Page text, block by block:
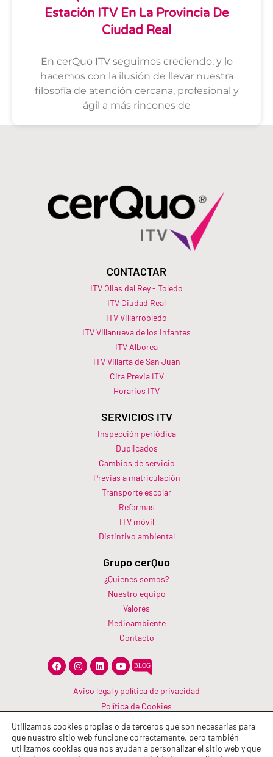
Estación ITV En La Provincia De
Ciudad Real
En cerQuo ITV seguimos creciendo, y lo
hacemos con la ilusión de llevar nuestra
filosofía de atención cercana, profesional y
ágil a más rincones de
CONTACTAR
ITV Olias del Rey - Toledo
ITV Ciudad Real
ITV Villarrobledo
ITV Villanueva de los Infantes
ITV Alborea
ITV Villarta de San Juan
Cita Previa ITV
Horarios ITV​
SERVICIOS ITV
Inspección periódica
Duplicados
Cambios de servicio
Previas a matriculación
Transporte escolar
Reformas
ITV móvil
Distintivo ambiental
Grupo cerQuo
¿Quienes somos?
Nuestro equipo
Valores
Medioambiente
Contacto
F
a
c
o
k
I
n
s
t
a
r
a
m
L
i
n
k
e
d
i
n
Y
o
u
t
u
b
e
Aviso legal y política de privacidad
Política de Cookies
Canal Información
Política de calidad
Utilizamos cookies propias o de terceros que son necesarias para
que nuestro sitio web funcione correctamente, pero también
utilizamos cookies que nos ayudan a personalizar el sitio web y que